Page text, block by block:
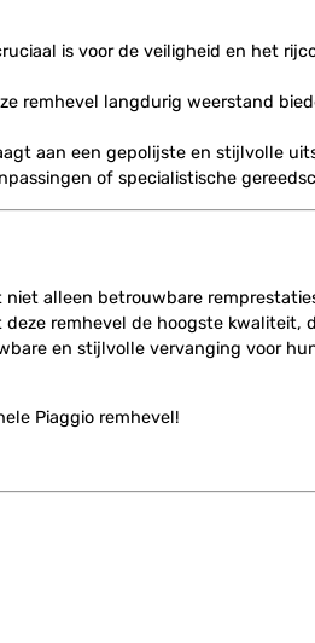
is voor de veiligheid en het
remhevel langdurig weerstand
aan een gepolijste en stijlvolle
of specialistische
alleen betrouwbare
remhevel de hoogste kwaliteit,
en stijlvolle vervanging voor
Piaggio remhevel!